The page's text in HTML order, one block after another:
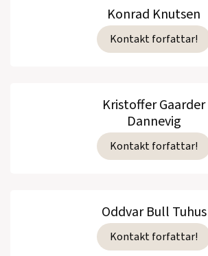
Konrad Knutsen
Kontakt forfattar!
Kristoffer Gaarder
Dannevig
Kontakt forfattar!
Oddvar Bull Tuhus
Kontakt forfattar!